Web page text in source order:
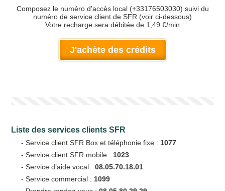
Composez le numéro d'accès local (+33176503030) suivi du
numéro de service client de SFR (voir ci-dessous)
Votre recharge sera débitée de 1,49 €/min
J'achète des crédits
Vos crédits
Liste des services clients SFR
- Service client SFR Box et téléphonie fixe : 1077
- Service client SFR mobile : 1023
- Service d’aide vocal :08.05.70.18.01
- Service commercial : 1099